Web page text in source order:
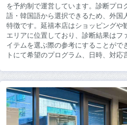
を予約制で運営しています。診断プロ
語・韓国語から選択できるため、外国
特徴です。延禧本店はショッピングや
エリアに位置しており、診断結果はフ
イテムを選ぶ際の参考にすることが
トにて希望のプログラム、日時、対応